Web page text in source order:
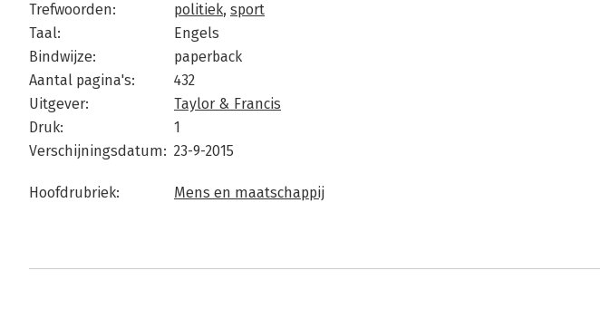
Trefwoorden:
politiek, sport
Taal:
Engels
Bindwijze:
paperback
Aantal pagina's:
432
Uitgever:
Taylor & Francis
Druk:
1
Verschijningsdatum: 23-9-2015
Hoofdrubriek: Mens en maatschappij